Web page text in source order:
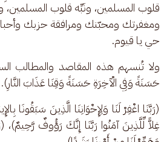
قلوب المسلمين، ونَبِّه قلوب المسلمين،
ومغفرتك ومحبّتك ومرافقة حزبك
حي يا قيوم.
ولا تُنسهم هذه المقاصد والمطالب
حَسَنَةً وَفِي الْآخِرَةِ حَسَنَةً وَقِنَا عَذَابَ النَّارِ).
(رَبَّنَا اغْفِرْ لَنَا وَلِإِخْوَانِنَا الَّذِينَ سَبَقُونَا
غِلاًّ لِّلَّذِينَ آمَنُوا رَبَّنَا إِنَّكَ رَؤُوفٌ رَّحِيمٌ)،